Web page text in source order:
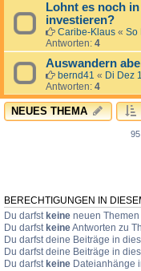
Lohnt es noch
investieren?
Caribe-Klaus « So
Antworten: 4
Auswandern
bernd41 « Di Dez
Antworten: 4
NEUES THEMA
BERECHTIGUNGEN IN
Du darfst keine neuen
Du darfst keineAntworten zu
Du darfst deine Beiträge in
Du darfst deine Beiträge in
Du darfst keine Dateianhänge